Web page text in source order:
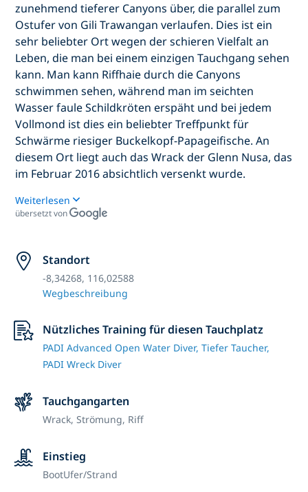
zunehmend tieferer Canyons über, die parallel zum
Ostufer von Gili Trawangan verlaufen. Dies ist ein
sehr beliebter Ort wegen der schieren Vielfalt an
Leben, die man bei einem einzigen Tauchgang sehen
kann. Man kann Riffhaie durch die Canyons
schwimmen sehen, während man im seichten
Wasser faule Schildkröten erspäht und bei jedem
Vollmond ist dies ein beliebter Treffpunkt für
Schwärme riesiger Buckelkopf-Papageifische. An
diesem Ort liegt auch das Wrack der Glenn Nusa, das
im Februar 2016 absichtlich versenkt wurde.
Weiterlesen
übersetzt von
Standort
-8,34268, 116,02588
Wegbeschreibung
Nützliches Training für diesen Tauchplatz
PADI Advanced Open Water Diver,Tiefer Taucher,
PADI Wreck Diver
Tauchgangarten
Wrack,Strömung, Riff
Einstieg
BootUfer/Strand